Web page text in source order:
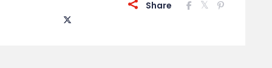
Share